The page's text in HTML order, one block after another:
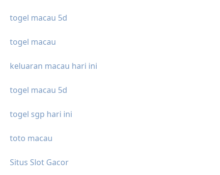
togel macau 5d
togel macau
keluaran macau hari ini
togel macau 5d
togel sgp hari ini
toto macau
Situs Slot Gacor